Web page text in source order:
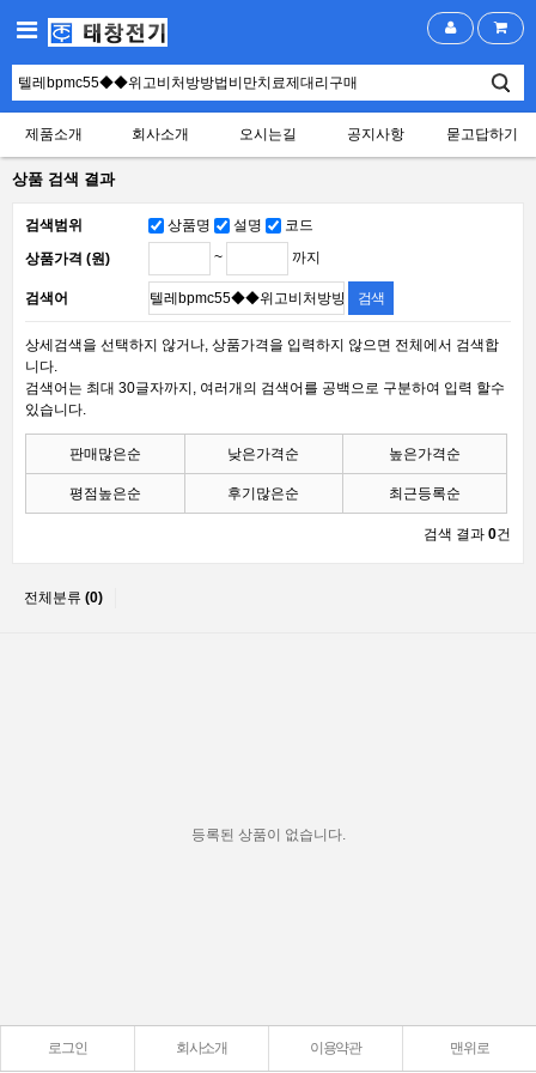
제품소개 회사소개 오시는길 공지사항 묻고답하기
상품 검색 결과
검색범위 상품명 설명
코드
상품가격 (원)
~ 까지
검색어
상세검색을 선택하지 않거나, 상품가격을 입력하지 않으면 전체에서 검색합
니다.
검색어는 최대 30글자까지, 여러개의 검색어를 공백으로 구분하여 입력 할수
있습니다.
판매많은순 낮은가격순 높은가격순
평점높은순 후기많은순 최근등록순
검색 결과 0건
전체분류 (0)
등록된 상품이 없습니다.
로그인 회사소개 이용약관 맨위로